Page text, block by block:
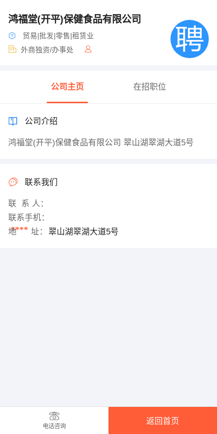
鸿福堂(开平)保健食品有限公司
贸易|批发|零售|租赁业
外商独资/办事处
公司主页 在招职位
公司介绍
鸿福堂(开平)保健食品有限公司 翠山湖翠湖大道5号
联系我们
联 系 人：
联系手机：
****
地 址： 翠山湖翠湖大道5号
电话咨询
返回首页